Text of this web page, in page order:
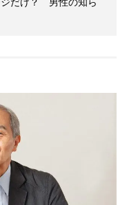
ジだけ？ 男性の知ら